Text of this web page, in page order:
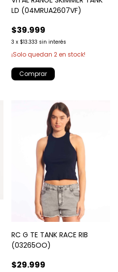
LD (04MRUA2607VF)
$39.999
3 x $13.333 sin interés
¡Solo quedan 2en stock!
Comprar
RC G TE TANK RACE RIB
(03265OO)
$29.999